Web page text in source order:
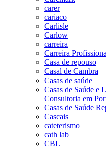
carer
cariaco
Carlisle
Carlow
carreira
Carreira
Casa de repouso
Casal de Cambra
Casas de saúde
Casas de Saúde e
Consultoria em
Casas de Saúde
Cascais
cateterismo
cath lab
CBL